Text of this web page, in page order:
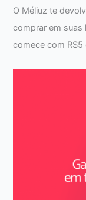
O Méliuz te
comprar em
comece com R$5